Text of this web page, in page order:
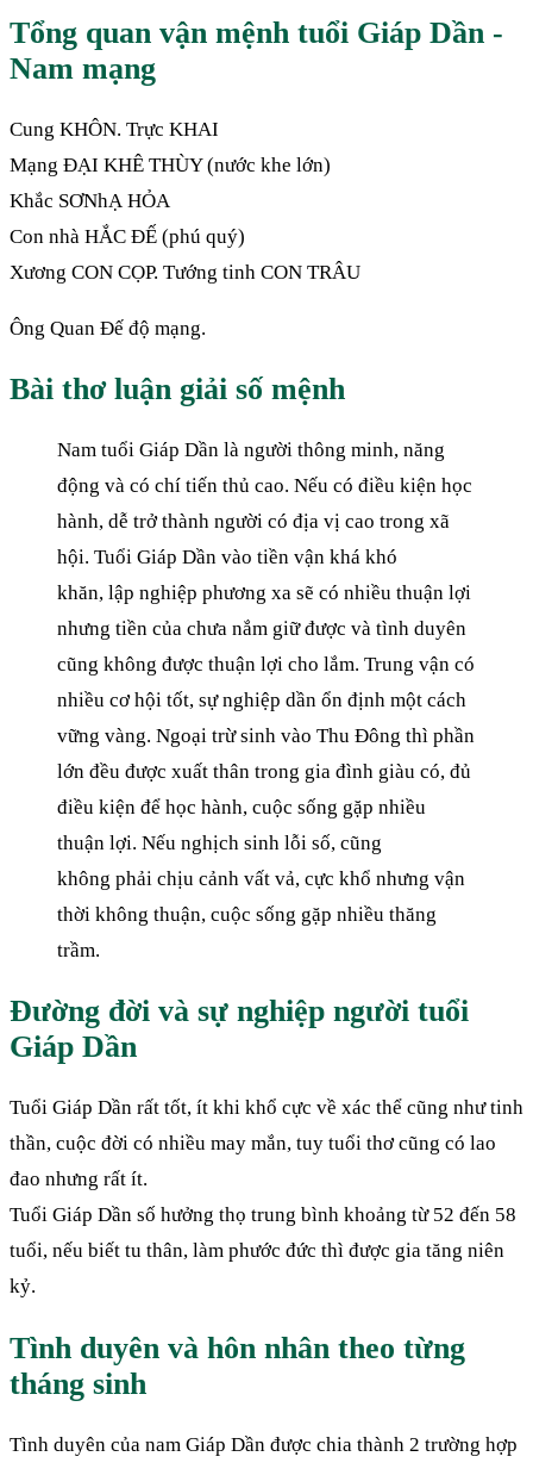
Tổng quan vận mệnh tuổi Giáp Dần -
Nam mạng
Cung KHÔN. Trực KHAI
Mạng ĐẠI KHÊ THÙY (nước khe lớn)
Khắc SƠNhẠ HỎA
Con nhà HẮC ĐẾ (phú quý)
Xương CON CỌP. Tướng tinh CON TRÂU
Ông Quan Đế độ mạng.
Bài thơ luận giải số mệnh
Nam tuổi Giáp Dần là người thông minh, năng
động và có chí tiến thủ cao. Nếu có điều kiện học
hành, dễ trở thành người có địa vị cao trong xã
hội. Tuổi Giáp Dần vào tiền vận khá khó
khăn, lập nghiệp phương xa sẽ có nhiều thuận lợi
nhưng tiền của chưa nắm giữ được và tình duyên
cũng không được thuận lợi cho lắm. Trung vận có
nhiều cơ hội tốt, sự nghiệp dần ổn định một cách
vững vàng. Ngoại trừ sinh vào Thu Đông thì phần
lớn đều được xuất thân trong gia đình giàu có, đủ
điều kiện để học hành, cuộc sống gặp nhiều
thuận lợi. Nếu nghịch sinh lỗi số, cũng
không phải chịu cảnh vất vả, cực khổ nhưng vận
thời không thuận, cuộc sống gặp nhiều thăng
trầm.
Đường đời và sự nghiệp người tuổi
Giáp Dần
Tuổi Giáp Dần rất tốt, ít khi khổ cực về xác thể cũng như tinh
thần, cuộc đời có nhiều may mắn, tuy tuổi thơ cũng có lao
đao nhưng rất ít.
Tuổi Giáp Dần số hưởng thọ trung bình khoảng từ 52 đến 58
tuổi, nếu biết tu thân, làm phước đức thì được gia tăng niên
kỷ.
Tình duyên và hôn nhân theo từng
tháng sinh
Tình duyên của nam Giáp Dần được chia thành 2 trường hợp